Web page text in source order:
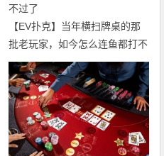
【EV扑克】当年横扫牌桌的那
批老玩家，如今怎么连鱼都打不
过了